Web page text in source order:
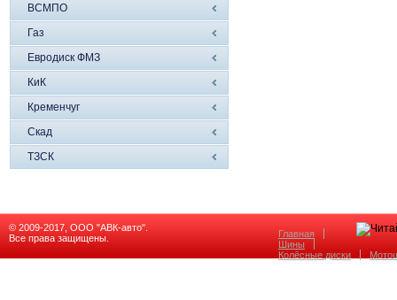
ВСМПО
Газ
Евродиск ФМЗ
КиК
Кременчуг
Скад
ТЗСК
© 2009-2017, ООО "АВК-авто".
Все права защищены.
Главная
Шины
Колёсные диски